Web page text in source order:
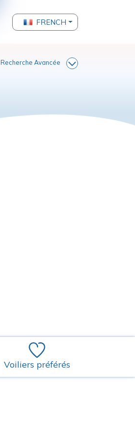
FRENCH
Recherche Avancée
Voiliers préférés